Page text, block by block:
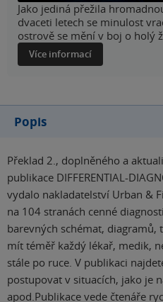
Jako jediná přežila
dvaceti letech se minulost
ostrově se mění v boj o holý
Více informací
Popis
Překlad 2., doplněného a
publikace DIFFERENTIAL-
vydalo nakladatelství Urban &
na 104 stranách cenné
barevných schémat,
mít téměř každý lékař, medik,
stále po ruce. V publikaci
postupovat v situacích, jako je
apod.Publikace vede čtenáře